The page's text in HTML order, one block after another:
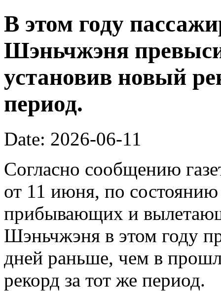
В этом году
Шэньчжэня
установив новый
период.
Date: 2026-06-11
Согласно сообщению
от 11 июня, по
прибывающих и
Шэньчжэня в этом году
дней раньше, чем в
рекорд за тот же период.